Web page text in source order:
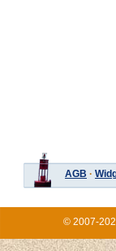
AGB ·
© 2007-